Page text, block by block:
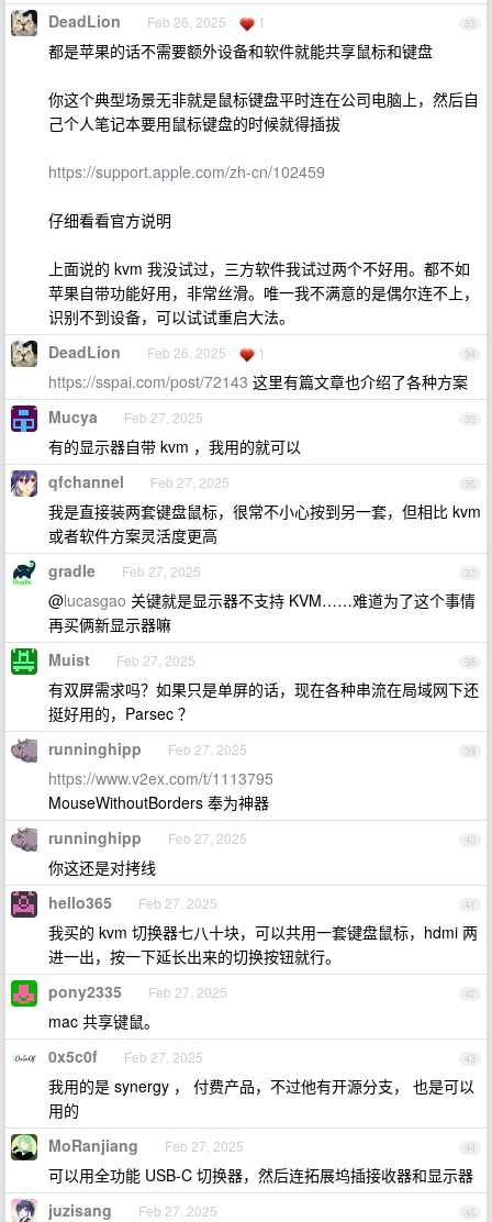
33
DeadLion Feb 26, 2025 1
都是苹果的话不需要额外设备和软件就能共享鼠标和键盘
你这个典型场景无非就是鼠标键盘平时连在公司电脑上，然后自
己个人笔记本要用鼠标键盘的时候就得插拔
https://support.apple.com/zh-cn/102459
仔细看看官方说明
上面说的 kvm 我没试过，三方软件我试过两个不好用。都不如
苹果自带功能好用，非常丝滑。唯一我不满意的是偶尔连不上，
识别不到设备，可以试试重启大法。
34
DeadLion Feb 26, 2025 1
https://sspai.com/post/72143 这里有篇文章也介绍了各种方案
35
Mucya Feb 27, 2025
有的显示器自带 kvm ，我用的就可以
36
qfchannel Feb 27, 2025
我是直接装两套键盘鼠标，很常不小心按到另一套，但相比 kvm
或者软件方案灵活度更高
37
gradle Feb 27, 2025
@lucasgao 关键就是显示器不支持 KVM……难道为了这个事情
再买俩新显示器嘛
38
Muist Feb 27, 2025
有双屏需求吗？如果只是单屏的话，现在各种串流在局域网下还
挺好用的，Parsec ？
39
runninghipp Feb 27, 2025
https://www.v2ex.com/t/1113795
MouseWithoutBorders 奉为神器
40
runninghipp Feb 27, 2025
你这还是对拷线
41
hello365 Feb 27, 2025
我买的 kvm 切换器七八十块，可以共用一套键盘鼠标，hdmi 两
进一出，按一下延长出来的切换按钮就行。
42
pony2335 Feb 27, 2025
mac 共享键鼠。
43
0x5c0f Feb 27, 2025
我用的是 synergy ， 付费产品，不过他有开源分支， 也是可以
用的
44
MoRanjiang Feb 27, 2025
可以用全功能 USB-C 切换器，然后连拓展坞插接收器和显示器
45
juzisang Feb 27, 2025